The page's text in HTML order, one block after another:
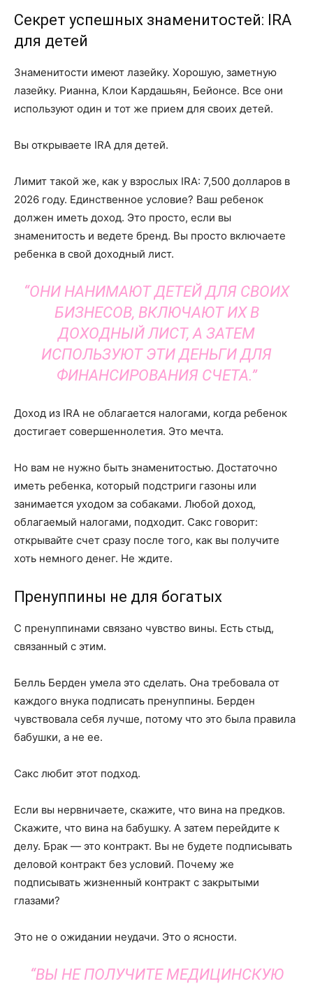
Секрет успешных знаменитостей: IRA
для детей
Знаменитости имеют лазейку. Хорошую, заметную
лазейку. Рианна, Клои Кардашьян, Бейонсе. Все они
используют один и тот же прием для своих детей.
Вы открываете IRA для детей.
Лимит такой же, как у взрослых IRA: 7,500 долларов в
2026 году. Единственное условие? Ваш ребенок
должен иметь доход. Это просто, если вы
знаменитость и ведете бренд. Вы просто включаете
ребенка в свой доходный лист.
“ОНИ НАНИМАЮТ ДЕТЕЙ ДЛЯ СВОИХ
БИЗНЕСОВ, ВКЛЮЧАЮТ ИХ В
ДОХОДНЫЙ ЛИСТ, А ЗАТЕМ
ИСПОЛЬЗУЮТ ЭТИ ДЕНЬГИ ДЛЯ
ФИНАНСИРОВАНИЯ СЧЕТА.”
Доход из IRA не облагается налогами, когда ребенок
достигает совершеннолетия. Это мечта.
Но вам не нужно быть знаменитостью. Достаточно
иметь ребенка, который подстриги газоны или
занимается уходом за собаками. Любой доход,
облагаемый налогами, подходит. Сакс говорит:
открывайте счет сразу после того, как вы получите
хоть немного денег. Не ждите.
Пренуппины не для богатых
С пренуппинами связано чувство вины. Есть стыд,
связанный с этим.
Белль Берден умела это сделать. Она требовала от
каждого внука подписать пренуппины. Берден
чувствовала себя лучше, потому что это была правила
бабушки, а не ее.
Сакс любит этот подход.
Если вы нервничаете, скажите, что вина на предков.
Скажите, что вина на бабушку. А затем перейдите к
делу. Брак — это контракт. Вы не будете подписывать
деловой контракт без условий. Почему же
подписывать жизненный контракт с закрытыми
глазами?
Это не о ожидании неудачи. Это о ясности.
“ВЫ НЕ ПОЛУЧИТЕ МЕДИЦИНСКУЮ